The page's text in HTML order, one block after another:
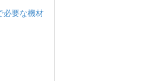
必要な機材